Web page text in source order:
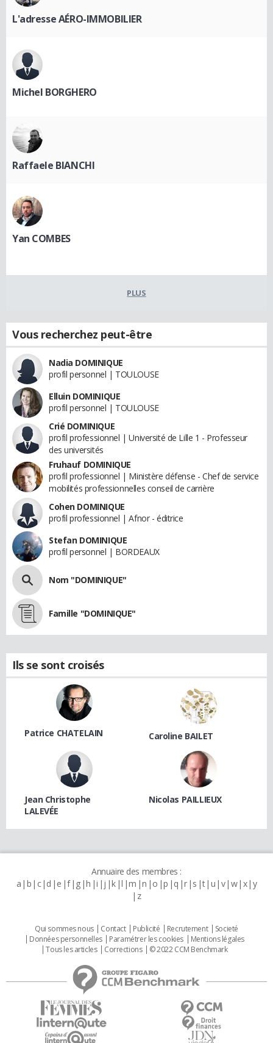
L'adresse AÉRO-IMMOBILIER
Michel BORGHERO
Raffaele BIANCHI
Yan COMBES
PLUS
Vous recherchez peut-être
Nadia DOMINIQUE
profil personnel | TOULOUSE
Elluin DOMINIQUE
profil personnel | TOULOUSE
Crié DOMINIQUE
profil professionnel | Université de Lille 1 - Professeur
des universités
Fruhauf DOMINIQUE
profil professionnel | Ministère défense - Chef de service
mobilités professionnelles conseil de carrière
Cohen DOMINIQUE
profil professionnel | Afnor - éditrice
Stefan DOMINIQUE
profil personnel | BORDEAUX
Nom "DOMINIQUE"
Famille "DOMINIQUE"
Ils se sont croisés
Patrice CHATELAIN Caroline BAILET
Jean Christophe
LALEVÉE
Nicolas PAILLIEUX
Annuaire des membres :
a b c d e f g h i j k l m n o p q r s t u v w x y
z
Qui sommes nous Contact Publicité Recrutement
Societé
Données personnelles
Paramétrer les cookies
Mentions légales
Tous les articles
Corrections © 2022 CCM Benchmark